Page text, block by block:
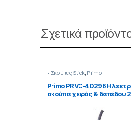
Σχετικά
• Σκούπες Stick, Primo
Primo PRVC-40296
σκούπα χειρός & δαπέδου 2